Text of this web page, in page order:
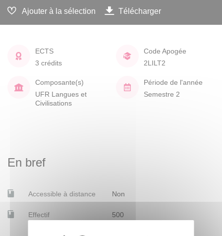
Ajouter à la sélection Télécharger
ECTS
3 crédits
Code Apogée
2LILT2
Composante(s)
UFR Langues et
Civilisations
Période de l'année
Semestre 2
En bref
Accessible à distance Non
Effectif 500